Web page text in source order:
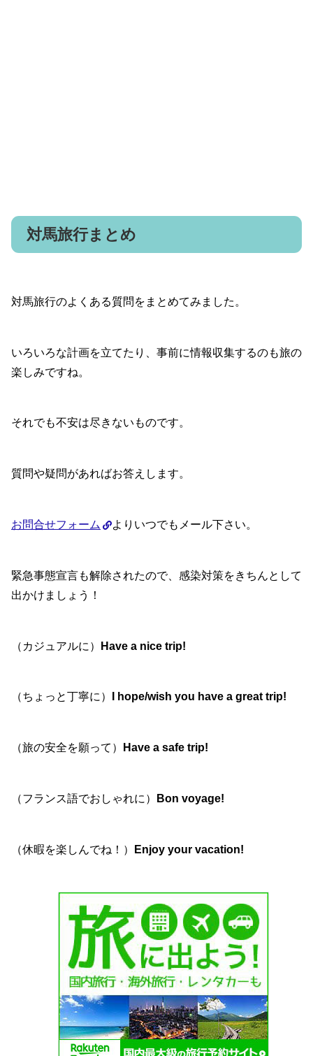
対馬旅行まとめ
対馬旅行のよくある質問をまとめてみました。
いろいろな計画を立てたり、事前に情報収集するのも旅の
楽しみですね。
それでも不安は尽きないものです。
質問や疑問があればお答えします。
お問合せフォーム よりいつでもメール下さい。
緊急事態宣言も解除されたので、感染対策をきちんとして
出かけましょう！
（カジュアルに） Have a nice trip!
（ちょっと丁寧に） I hope/wish you have a great trip!
（旅の安全を願って） Have a safe trip!
（フランス語でおしゃれに） Bon voyage!
（休暇を楽しんでね！） Enjoy your vacation!